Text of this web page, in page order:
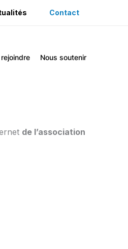
Contact
Nous soutenir
de l’association